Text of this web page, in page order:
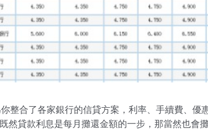
整合了各家銀行的信貸方案，利率、手續費、優
然貸款利息是每月攤還金額的一步，那當然也會